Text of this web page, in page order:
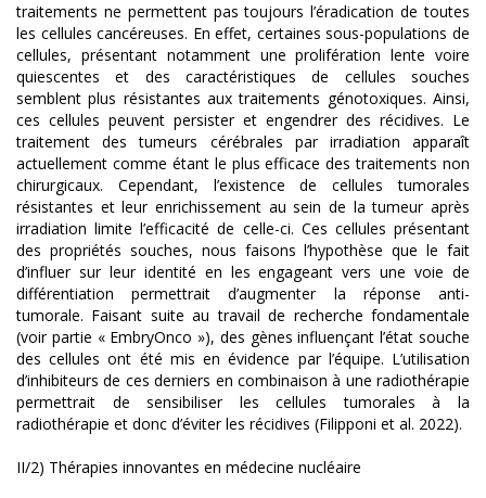
traitements ne permettent pas toujours l’éradication de toutes
les cellules cancéreuses. En effet, certaines sous-populations de
cellules, présentant notamment une prolifération lente voire
quiescentes et des caractéristiques de cellules souches
semblent plus résistantes aux traitements génotoxiques. Ainsi,
ces cellules peuvent persister et engendrer des récidives. Le
traitement des tumeurs cérébrales par irradiation apparaît
actuellement comme étant le plus efficace des traitements non
chirurgicaux. Cependant, l’existence de cellules tumorales
résistantes et leur enrichissement au sein de la tumeur après
irradiation limite l’efficacité de celle-ci. Ces cellules présentant
des propriétés souches, nous faisons l’hypothèse que le fait
d’influer sur leur identité en les engageant vers une voie de
différentiation permettrait d’augmenter la réponse anti-
tumorale. Faisant suite au travail de recherche fondamentale
(voir partie « EmbryOnco »), des gènes influençant l’état souche
des cellules ont été mis en évidence par l’équipe. L’utilisation
d’inhibiteurs de ces derniers en combinaison à une radiothérapie
permettrait de sensibiliser les cellules tumorales à la
radiothérapie et donc d’éviter les récidives (Filipponi et al. 2022).
II/2) Thérapies innovantes en médecine nucléaire